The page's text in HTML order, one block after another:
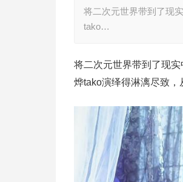
将二次元世界带到了现
tako…
将二次元世界带到了现
烨tako演绎得淋漓尽致，